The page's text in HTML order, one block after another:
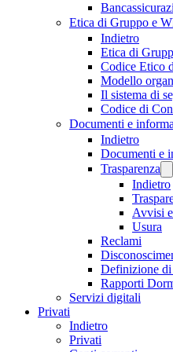
Etica di Gruppo e
Indietro
Etica di
Codice Etico
Modello
Il sistema di
Codice di
Documenti e
Indietro
Documenti e
Trasparenza
Indietro
Avvisi
Usura
Reclami
Definizione
Rapporti
Servizi digitali
Privati
Indietro
Privati